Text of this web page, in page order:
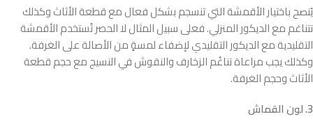
يُنصح باختيار الأقمشة التي تنسجم بشكل فعال مع قطعة الأثاث وكذلك
تتناغم مع الديكور المنزلي. فعلى سبيل المثال لا الحصر تُستخدم الأقمشة
التقليدية مع الديكور التقليدي لإضفاء لمسةٍ من الأصالة على الغرفة.
وكذلك يجب مراعاة تناغُم الزخارف والنقوش في النسيج مع حجم قطعة
الأثاث وحجم الغرفة.
3. لون القماش